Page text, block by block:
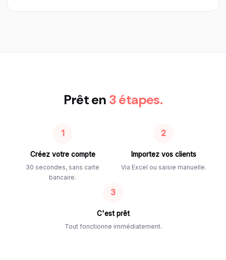
Prêt en 3 étapes.
1
Créez votre compte
30 secondes, sans carte
bancaire.
2
Importez vos clients
Via Excel ou saisie manuelle.
3
C'est prêt
Tout fonctionne immédiatement.